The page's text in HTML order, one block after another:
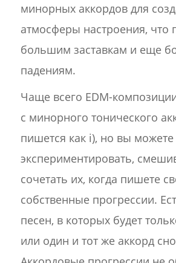
минорных аккордов для
атмосферы настроения, что
большим заставкам и еще
падениям.
Чаще всего EDM-
с минорного тонического
пишется как i), но вы можете
экспериментировать,
сочетать их, когда пишете
собственные прогрессии.
песен, в которых будет
или один и тот же аккорд